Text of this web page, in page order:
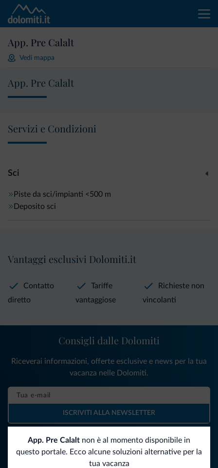
App. Pre Calalt
Vedi mappa
App. Pre Calalt
Servizi e Condizioni
Sci
Piste da sci/impianti <500 m
Deposito sci
App. Pre Calalt non è al momento disponibile in
questo portale. Ecco alcune soluzioni alternative per la
tua vacanza
Vantaggi esclusivi Dolomiti.it
Contatto
diretto
Tariffe
vantaggiose
Richieste non
vincolanti
Segui Dolomiti.it
Consigli dalle Dolomiti
Riceverai informazioni, offerte esclusive e news per la tua
vacanza nelle Dolomiti.
ISCRIVITI ALLA NEWSLETTER